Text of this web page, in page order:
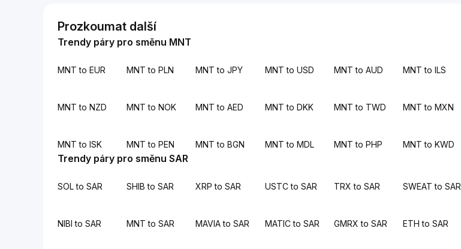
Prozkoumat další
Trendy páry pro směnu MNT
MNT to EUR MNT to PLN MNT to JPY MNT to USD MNT to AUD MNT to ILS
MNT to NZD MNT to NOK MNT to AED MNT to DKK MNT to TWD MNT to MXN
MNT to ISK MNT to PEN MNT to BGN MNT to MDL MNT to PHP MNT to KWD
Trendy páry pro směnu SAR
SOL to SAR SHIB to SAR XRP to SAR USTC to SAR TRX to SAR SWEAT to SAR
NIBI to SAR MNT to SAR MAVIA to SAR MATIC to SAR GMRX to SAR ETH to SAR